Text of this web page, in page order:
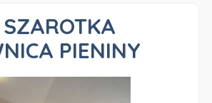
PIENINY